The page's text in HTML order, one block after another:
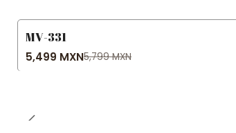
-5% OFF
MV-331
5,499 MXN5,799 MXN